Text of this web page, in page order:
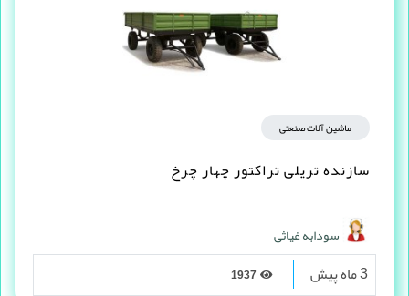
ماشین آلات صنعتی
سازنده تریلی تراکتور چهار چرخ
سودابه غیاثی
3 ماه پیش